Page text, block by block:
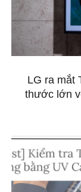
LG ra mắt
thước lớn